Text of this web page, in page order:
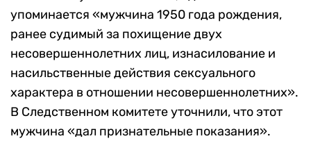
упоминается «мужчина 1950 года рождения,
ранее судимый за похищение двух
несовершеннолетних лиц, изнасилование и
насильственные действия сексуального
характера в отношении несовершеннолетних».
В Следственном комитете уточнили, что этот
мужчина «дал признательные показания».